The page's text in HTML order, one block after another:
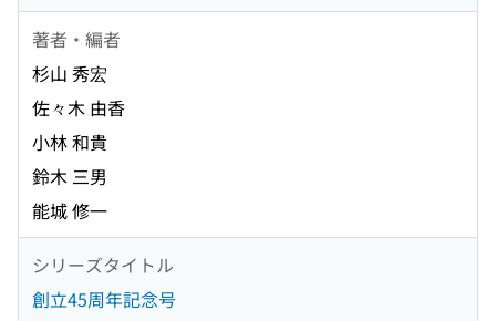
著者・編者
杉山 秀宏
佐々木 由香
小林 和貴
鈴木 三男
能城 修一
シリーズタイトル
創立45周年記念号